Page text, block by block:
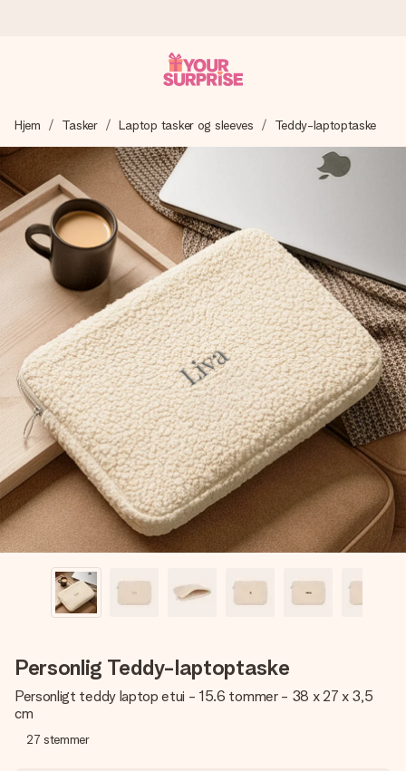
Vi laver din gave med omhu og sender den lynhurtigt – så
du kan give den på det helt rette tidspunkt, når den
betyder allermest.
4,7 (baseret på +15.000 anmeldelser)
Vores gaver inspirerer. Kunderne giver os 4,7 på Google
Reviews.
Gratis kort med hilsen
Lav noget særligt i blot få trin – med hendes navn, et
billede af dig eller en besked, der går lige i hendes hjerte.
Intet besvær men udelukkende en masse kærlighed i
øjeblikket.
Hjem Tasker Laptop tasker og sleeves Teddy-laptoptaske
Personlig Teddy-laptoptaske
Personligt teddy laptop etui - 15.6 tommer - 38 x 27 x 3,5
cm
27 stemmer